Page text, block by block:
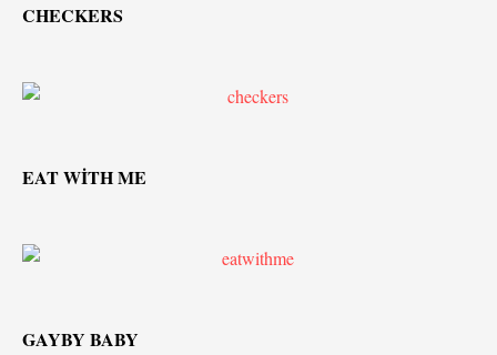
CHECKERS
EAT WİTH ME
GAYBY BABY